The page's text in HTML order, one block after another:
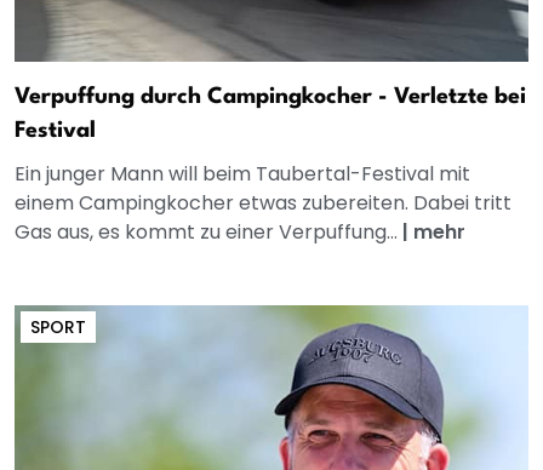
Verpuffung durch Campingkocher - Verletzte bei
Festival
Ein junger Mann will beim Taubertal-Festival mit
einem Campingkocher etwas zubereiten. Dabei tritt
Gas aus, es kommt zu einer Verpuffung... | mehr
SPORT